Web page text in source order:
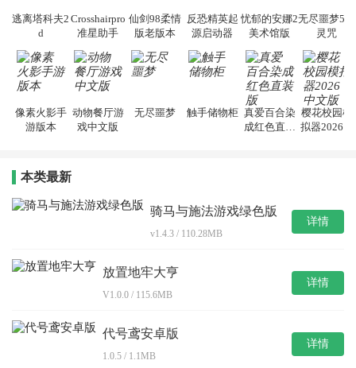
逃离塔科夫2
d
Crosshairpro
准星助手
仙剑98柔情
版老版本
反恐精英起
源启动器
忧郁的安娜2
美术馆版
无尽噩梦5怨
灵咒
像素火影手
游版本
动物餐厅游
戏中文版
无尽噩梦 触手储物柜 真爱百合染
成红色直装
樱花校园模
拟器2026中
本类最新
骑马与施法游戏绿色版
v1.4.3 / 110.28MB
详情
放置地牢大亨
V1.0.0 / 115.6MB
详情
代号鸢安卓版
1.0.5 / 1.1MB
详情